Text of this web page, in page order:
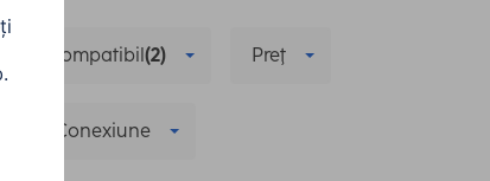
Model compatibil (2) Preţ
Conexiune